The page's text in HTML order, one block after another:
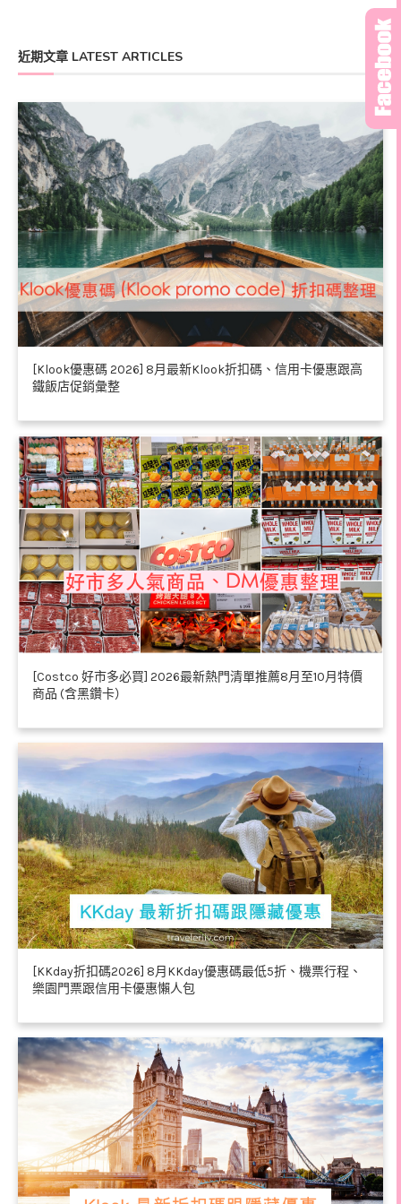
近期文章 LATEST ARTICLES
[Klook優惠碼 2026] 8月最新Klook折扣碼、信用卡優惠跟高
鐵飯店促銷彙整
[Costco 好市多必買] 2026最新熱門清單推薦8月至10月特價
商品 (含黑鑽卡）
[KKday折扣碼2026] 8月KKday優惠碼最低5折、機票行程、
樂園門票跟信用卡優惠懶人包